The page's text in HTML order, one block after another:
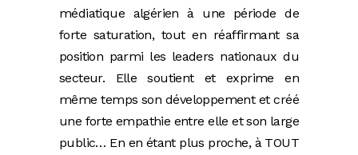
médiatique algérien à une période de
forte saturation, tout en réaffirmant sa
position parmi les leaders nationaux du
secteur. Elle soutient et exprime en
même temps son développement et créé
une forte empathie entre elle et son large
public… En en étant plus proche, à TOUT